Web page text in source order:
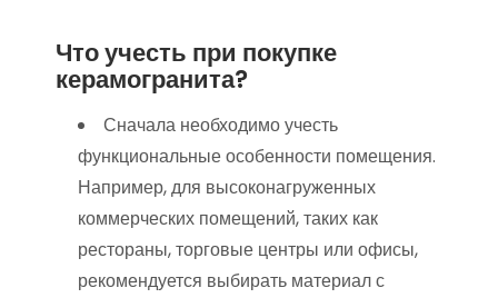
Что учесть при покупке
керамогранита?
Сначала необходимо учесть
функциональные особенности помещения.
Например, для высоконагруженных
коммерческих помещений, таких как
рестораны, торговые центры или офисы,
рекомендуется выбирать материал с